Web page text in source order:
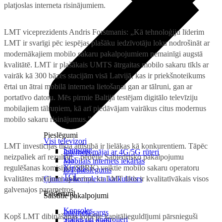
Pieslēgumi
Internets mājai ar 4G/5G rūteri
Mobilais internets iekārtās
IoT pieslēgums
Ģimenes komplekta kalkulators
Saistītie pakalpojumi
Interneta sargs
Visi televizori
Samsung
LG
Xiaomi
TCL
Piederumi
Konsoles
Spēles un kontrolieri
platjoslas interneta risinājumiem.
LMT viceprezidents Andris Forstmanis: „Kā tehnoloģiju līderim
LMT ir svarīgi pēc iespējas plašāku iedzīvotāju loku nodrošināt ar
modernākajiem mobilo sakaru pakalpojumiem nemainīgi augstā
kvalitātē. LMT ir plašākais UMTS ātrgaitas mobilo sakaru tīkls ar
vairāk kā 300 bāzes stacijām visā Latvijā, kas ir priekšnoteikums
ērtai un ātrai mobilā interneta lietošanai gan ar tālruni, gan ar
portatīvo datoru. Mēs pirmie Baltijā testējam digitālo televīziju
mobilajiem tālruņiem, kā arī piedāvājam vairākus citus modernus
mobilo sakaru risinājumus.”
LMT investīcijas tīkla attīstībā ir lielākas kā konkurentiem. Tāpēc
neizpaliek arī rezultāti – pēdējie Sabiedrisko pakalpojumu
regulēšanas komisijas (SPRK) veiktie mobilo sakaru operatoru
kvalitātes mērījumi apliecina, ka LMT tīkls ir kvalitatīvākais visos
galvenajos parametros.
Kopš LMT dibināšanas kopējie kapitālieguldījumi pārsnieguši